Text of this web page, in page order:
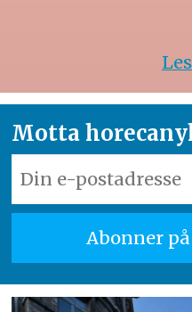
Motta